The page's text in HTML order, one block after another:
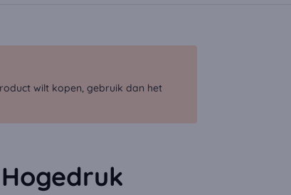
wilt kopen, gebruik dan het
Hogedruk